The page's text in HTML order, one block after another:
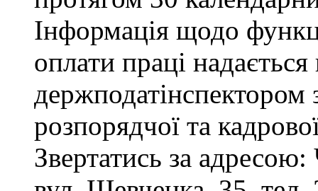
Інформація щодо
оплати праці
держподатінспектором
розпорядчої та
Звертатись за адресою: